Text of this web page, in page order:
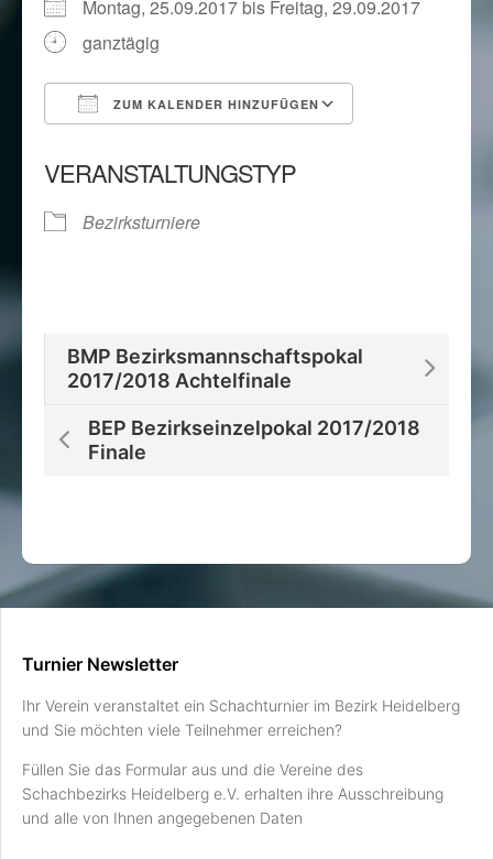
Montag, 25.09.2017 bis Freitag, 29.09.2017
ganztägig
ZUM KALENDER HINZUFÜGEN
VERANSTALTUNGSTYP
Bezirksturniere
BMP Bezirksmannschaftspokal
2017/2018 Achtelfinale
BEP Bezirkseinzelpokal 2017/2018
Finale
Turnier Newsletter
Ihr Verein veranstaltet ein Schachturnier im Bezirk Heidelberg
und Sie möchten viele Teilnehmer erreichen?
Füllen Sie das Formular aus und die Vereine des
Schachbezirks Heidelberg e.V. erhalten ihre Ausschreibung
und alle von Ihnen angegebenen Daten